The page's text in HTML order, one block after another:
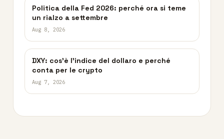
Politica della Fed 2026: perché ora si teme
un rialzo a settembre
Aug 8, 2026
DXY: cos’è l’indice del dollaro e perché
conta per le crypto
Aug 7, 2026